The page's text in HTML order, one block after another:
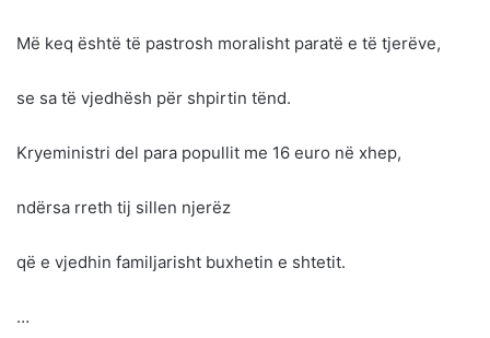
Më keq është të pastrosh moralisht paratë e të tjerëve,
se sa të vjedhësh për shpirtin tënd.
Kryeministri del para popullit me 16 euro në xhep,
ndërsa rreth tij sillen njerëz
që e vjedhin familjarisht buxhetin e shtetit.
…